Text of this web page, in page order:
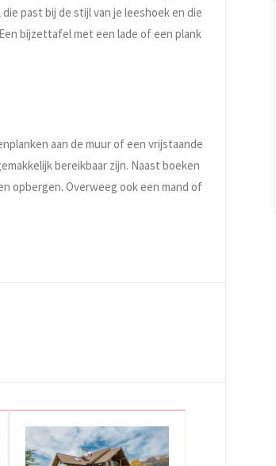
past bij de stijl van je leeshoek en die
bijzettafel met een lade of een plank
aan de muur of een vrijstaande
bereikbaar zijn. Naast boeken
opbergen. Overweeg ook een mand of